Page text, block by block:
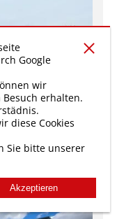
Meyer
Google
wir
erhalten.
diese Cookies
Sie bitte unserer
Akzeptieren